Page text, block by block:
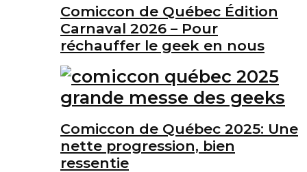
Comiccon de Québec Édition
Carnaval 2026 – Pour
réchauffer le geek en nous
Comiccon de Québec 2025: Une
nette progression, bien
ressentie